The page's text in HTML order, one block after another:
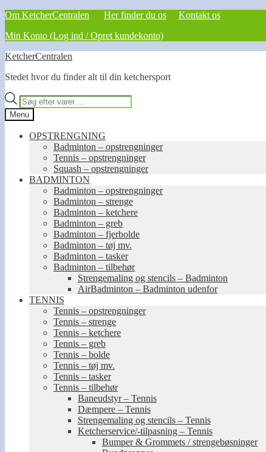
Om KetcherCentralen Her finder du os
Kontakt os
Min Konto (Log ind / Opret kundekonto)
Spring
navigation
Spring
indhold
KetcherCentralen
Stedet hvor du finder alt til din ketchersport
Products
search
Menu
OPSTRENGNING
Badminton – opstrengninger
Tennis – opstrengninger
Squash – opstrengninger
BADMINTON
Badminton – opstrengninger
Badminton – strenge
Badminton – ketchere
Badminton – greb
Badminton – fjerbolde
Badminton – tøj mv.
Badminton – tasker
Badminton – tilbehør
Strengemaling og stencils – Badminton
AirBadminton – Badminton udenfor
TENNIS
Tennis – opstrengninger
Tennis – strenge
Tennis – ketchere
Tennis – greb
Tennis – bolde
Tennis – tøj mv.
Tennis – tasker
Tennis – tilbehør
Baneudstyr – Tennis
Dæmpere – Tennis
Strengemaling og stencils – Tennis
Ketcherservice/-tilpasning – Tennis
Bumper & Grommets / strengebøsninger